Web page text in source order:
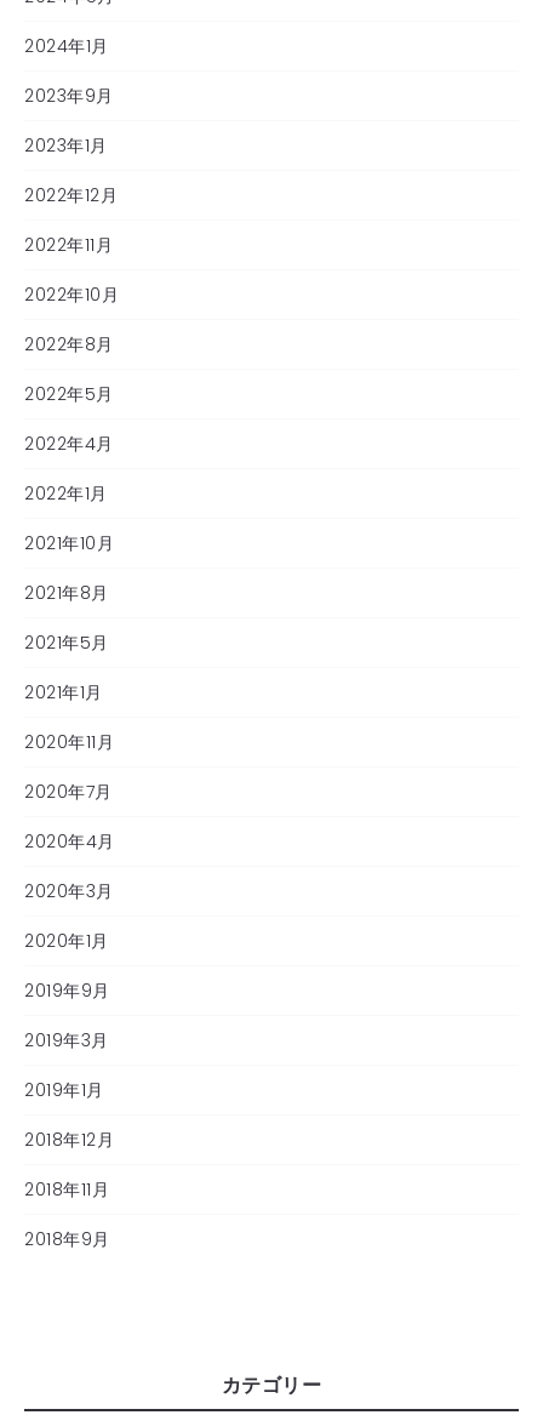
2024年1月
2023年9月
2023年1月
2022年12月
2022年11月
2022年10月
2022年8月
2022年5月
2022年4月
2022年1月
2021年10月
2021年8月
2021年5月
2021年1月
2020年11月
2020年7月
2020年4月
2020年3月
2020年1月
2019年9月
2019年3月
2019年1月
2018年12月
2018年11月
2018年9月
カテゴリー